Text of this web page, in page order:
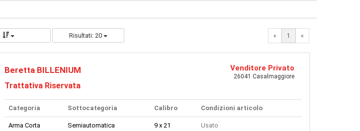
Risultati: 20 « 1 «
Beretta BILLENIUM
Trattativa Riservata
Venditore Privato
26041 Casalmaggiore
Categoria Sottocategoria Calibro Condizioni articolo
Arma Corta Semiautomatica 9 x 21 Usato